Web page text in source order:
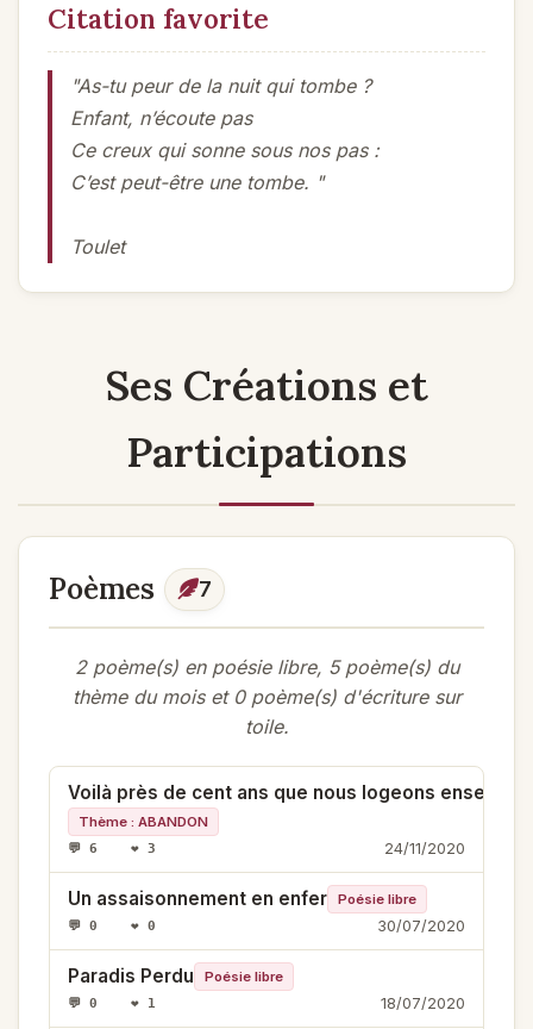
Citation favorite
"As-tu peur de la nuit qui tombe ?
Enfant, n’écoute pas
Ce creux qui sonne sous nos pas :
C’est peut-être une tombe. "
Toulet
Ses Créations et
Participations
Poèmes 7
2 poème(s) en poésie libre, 5 poème(s) du
thème du mois et 0 poème(s) d'écriture sur
toile.
Voilà près de cent ans que nous logeons ensemble
Thème : ABANDON
💬 6 ❤️ 3 24/11/2020
Un assaisonnement en enfer Poésie libre
💬 0 ❤️ 0 30/07/2020
Paradis Perdu Poésie libre
💬 0 ❤️ 1 18/07/2020